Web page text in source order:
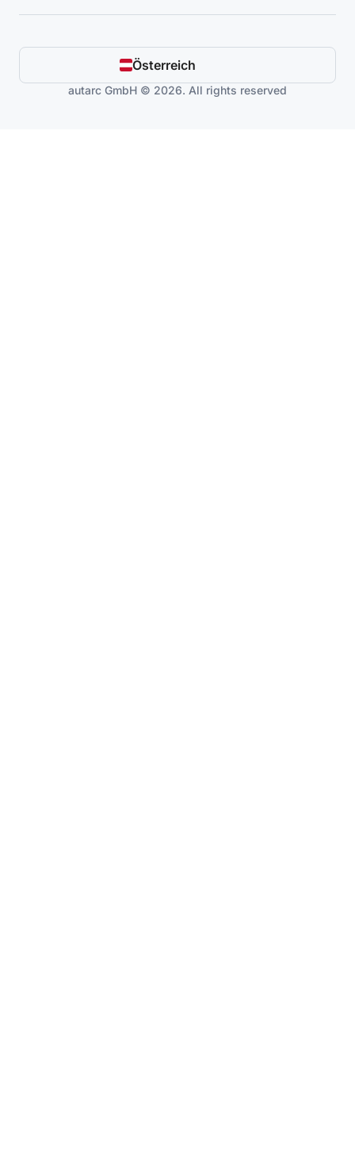
Österreich
autarc GmbH © 2026. All rights reserved